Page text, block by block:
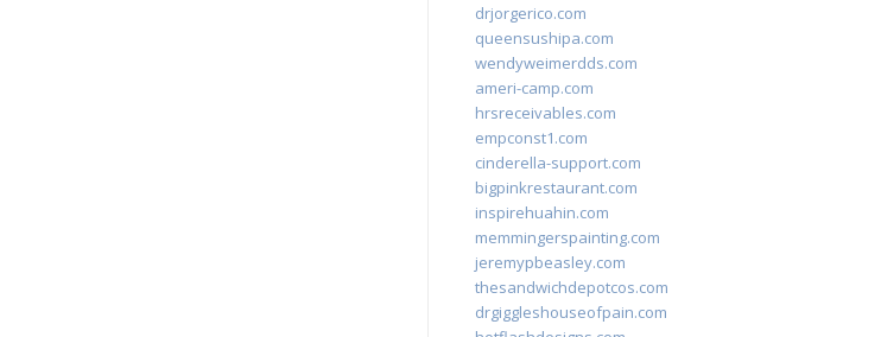
drjorgerico.com
queensushipa.com
wendyweimerdds.com
ameri-camp.com
hrsreceivables.com
empconst1.com
cinderella-support.com
bigpinkrestaurant.com
inspirehuahin.com
memmingerspainting.com
jeremypbeasley.com
thesandwichdepotcos.com
drgiggleshouseofpain.com